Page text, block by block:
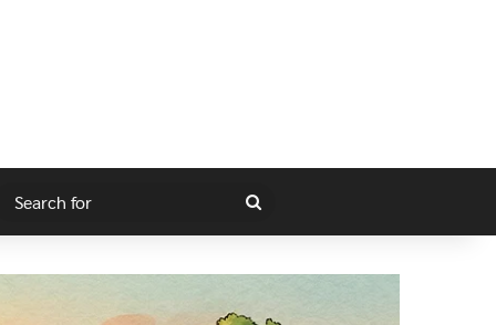
skin
for